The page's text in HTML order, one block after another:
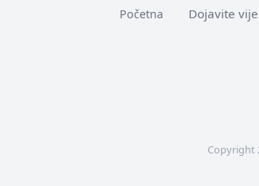
Početna Dojavite
Copyright